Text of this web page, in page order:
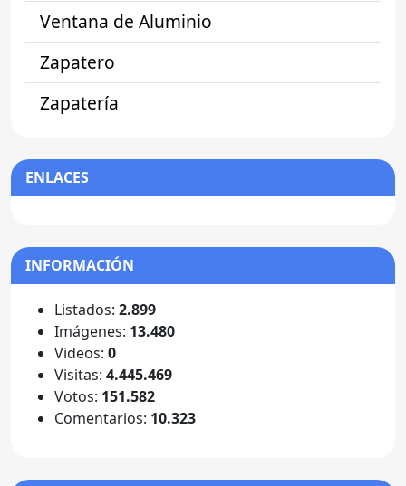
Ventana de Aluminio
Zapatero
Zapatería
ENLACES
INFORMACIÓN
Listados: 2.899
Imágenes: 13.480
Videos: 0
Visitas: 4.445.469
Votos: 151.582
Comentarios: 10.323